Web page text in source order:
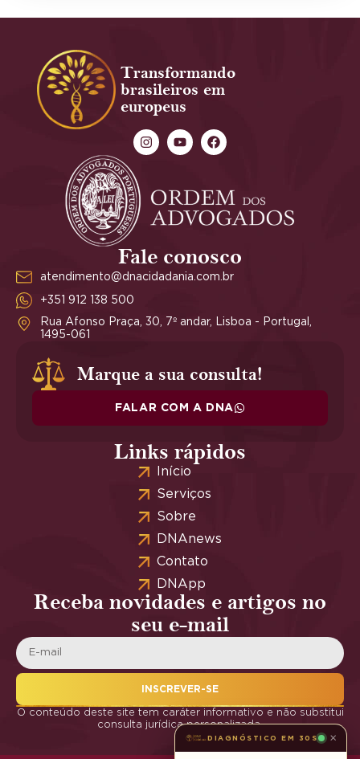
Transformando
brasileiros em
europeus
Fale conosco
atendimento@dnacidadania.com.br
+351 912 138 500
Rua Afonso Praça, 30, 7º andar, Lisboa - Portugal,
1495-061
Marque a sua consulta!
FALAR COM A DNA
Links rápidos
Início
Serviços
Sobre
DNAnews
Contato
DNApp
Receba novidades e artigos no
seu e-mail
INSCREVER-SE
O conteúdo deste site tem caráter informativo e não substitui
consulta jurídica personalizada.
DIAGNÓSTICO EM 30S ×